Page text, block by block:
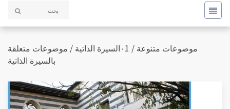
موضوعات متنوعة / ٠1السيرة الذاتية / موضوعات متعلقة
بالسيرة الذاتية